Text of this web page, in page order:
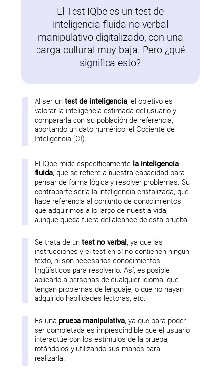
El Test IQbe es un test de
inteligencia fluida no verbal
manipulativo digitalizado, con una
carga cultural muy baja. Pero ¿qué
significa esto?
Al ser untest de inteligencia, el objetivo es
valorar la inteligencia estimada del usuario y
compararla con su población de referencia,
aportando un dato numérico: el Cociente de
Inteligencia (CI).
El IQbe mide específicamente la inteligencia
fluida, que se refiere a nuestra capacidad para
pensar de forma lógica y resolver problemas. Su
contraparte sería la inteligencia cristalizada, que
hace referencia al conjunto de conocimientos
que adquirimos a lo largo de nuestra vida,
aunque queda fuera del alcance de esta prueba.
Se trata de untest no verbal, ya que las
instrucciones y el test en sí no contienen ningún
texto, ni son necesarios conocimientos
lingüísticos para resolverlo. Así, es posible
aplicarlo a personas de cualquier idioma, que
tengan problemas de lenguaje, o que no hayan
adquirido habilidades lectoras, etc.
Es una prueba manipulativa, ya que para poder
ser completada es imprescindible que el usuario
interactúe con los estímulos de la prueba,
rotándolos y utilizando sus manos para
realizarla.